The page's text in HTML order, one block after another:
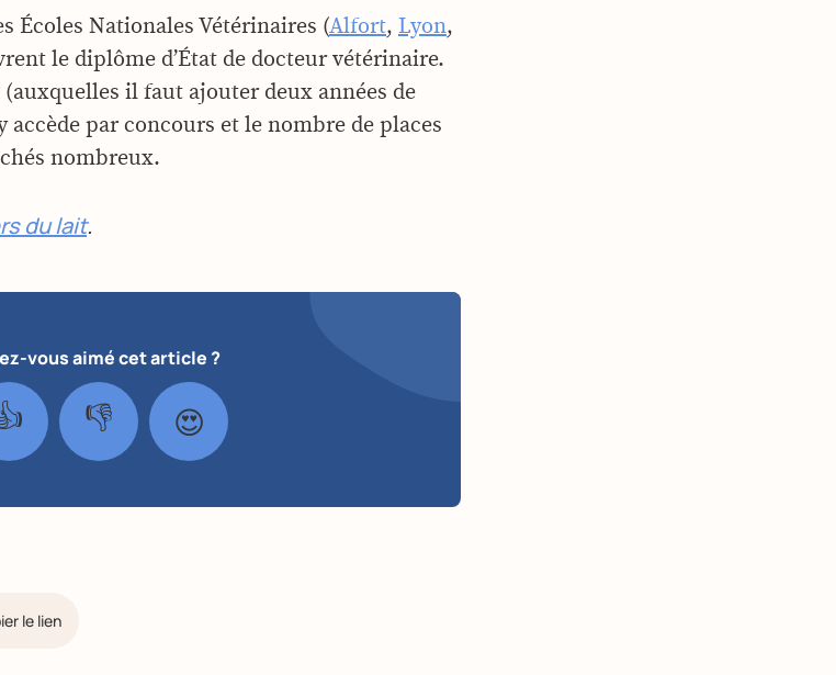
Écoles Nationales Vétérinaires (Alfort, Lyon,
le diplôme d’État de docteur vétérinaire.
il faut ajouter deux années de
accède par concours et le nombre de places
nombreux.
du lait.
vous aimé cet article ?
👎 😍
le lien